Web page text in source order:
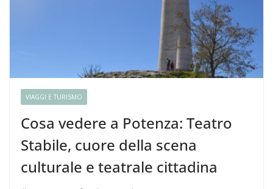
VIAGGI E TURISMO
Cosa vedere a Potenza: Teatro
Stabile, cuore della scena
culturale e teatrale cittadina